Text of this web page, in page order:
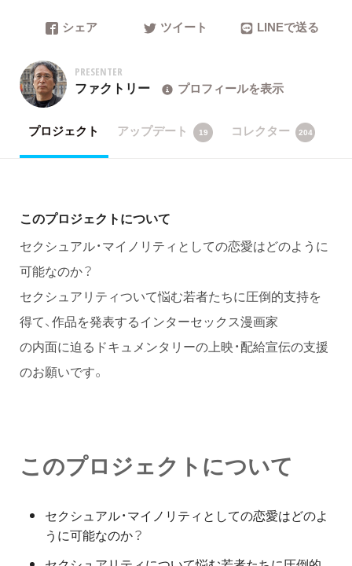
シェア ツイート LINEで送る
PRESENTER
ファクトリー プロフィールを表示
プロジェクト アップデート 19 コレクター 204
このプロジェクトについて
セクシュアル・マイノリティとしての恋愛はどのように
可能なのか？
セクシュアリティついて悩む若者たちに圧倒的支持を
得て、作品を発表するインターセックス漫画家
の内面に迫るドキュメンタリーの上映・配給宣伝の支援
のお願いです。
このプロジェクトについて
セクシュアル・マイノリティとしての恋愛はどのよ
うに可能なのか？